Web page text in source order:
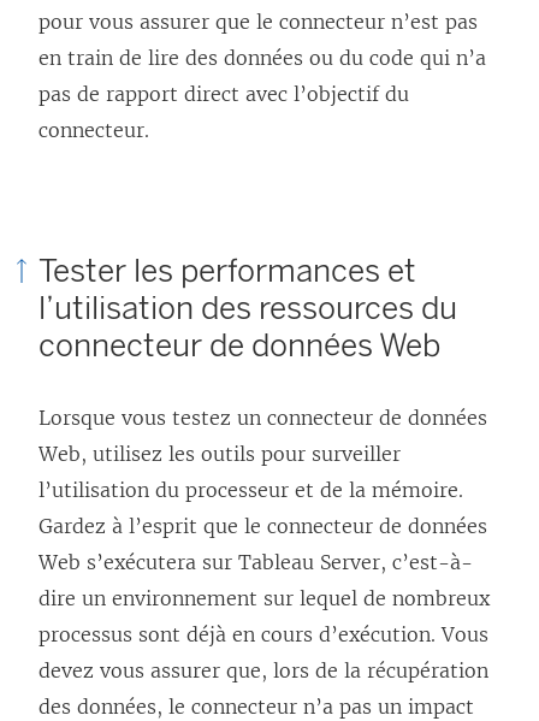
s
’
o
d
a
n
u
n
e
n
o
u
v
e
l
n
s
’
e
d
a
s
u
n
e
n
o
u
v
e
n
s
’
e
d
a
s
u
n
e
n
o
u
v
e
pour vous assurer que le connecteur n’est pas
en train de lire des données ou du code qui n’a
pas de rapport direct avec l’objectif du
connecteur.
Tester les performances et
l’utilisation des ressources du
connecteur de données Web
Lorsque vous testez un connecteur de données
Web, utilisez les outils pour surveiller
l’utilisation du processeur et de la mémoire.
Gardez à l’esprit que le connecteur de données
Web s’exécutera sur Tableau Server, c’est-à-
dire un environnement sur lequel de nombreux
processus sont déjà en cours d’exécution. Vous
devez vous assurer que, lors de la récupération
des données, le connecteur n’a pas un impact